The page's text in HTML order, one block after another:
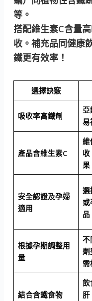
等。
搭配維生素C含量
收。補充品同健康
鐵更有效率！
選擇訣竅
吸收率高鐵劑
亞
易
產品含維生素C
維
果
安全認證及孕婦
適用
選
品
根據孕期調整用
量
不
劑
結合含鐵食物
飲